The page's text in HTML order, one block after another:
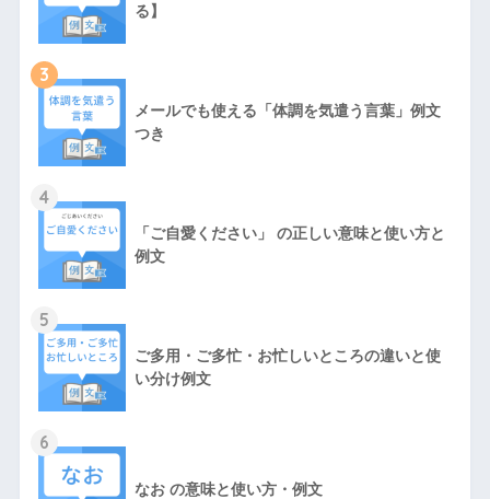
る】
3
メールでも使える「体調を気遣う言葉」例文
つき
4
「ご自愛ください」 の正しい意味と使い方と
例文
5
ご多用・ご多忙・お忙しいところの違いと使
い分け例文
6
なお の意味と使い方・例文